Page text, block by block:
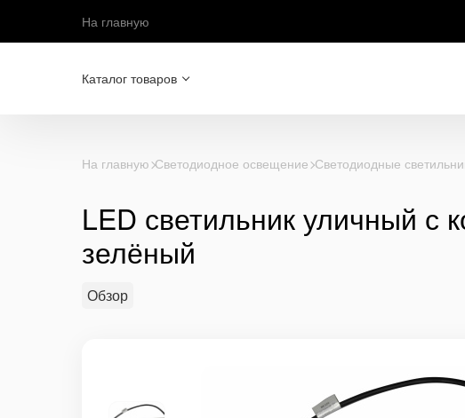
На главную
Каталог товаров
На главную Светодиодное освещение Светодиодные
LED светильник уличный с
зелёный
Обзор